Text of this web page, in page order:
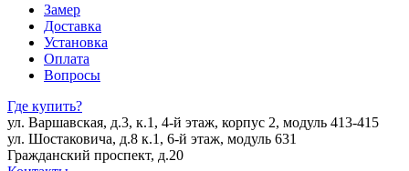
Замер
Доставка
Установка
Оплата
Вопросы
Где купить?
ул. Варшавская, д.3, к.1, 4-й этаж, корпус 2, модуль 413-415
ул. Шостаковича, д.8 к.1, 6-й этаж, модуль 631
Гражданский проспект, д.20